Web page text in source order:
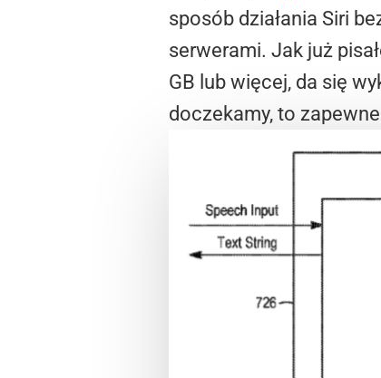
sposób działania Siri
serwerami. Jak już
GB lub więcej, da się
doczekamy, to